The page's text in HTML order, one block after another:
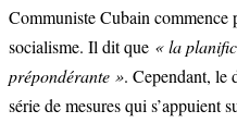
Communiste Cubain commence
socialisme. Il dit que « la
prépondérante ». Cependant, le
série de mesures qui s’appuient